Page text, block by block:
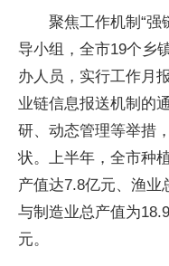
聚焦工作机制“强
导小组，全市19个乡
办人员，实行工作月
业链信息报送机制的
研、动态管理等举措
状。上半年，全市种
产值达7.8亿元、渔业
与制造业总产值为
元。